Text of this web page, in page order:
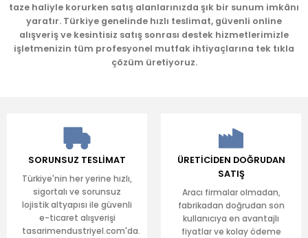
Gönder
taze haliyle korurken satış alanlarınızda şık bir sunum imkânı
yaratır. Türkiye genelinde hızlı teslimat, güvenli online
alışveriş ve kesintisiz satış sonrası destek hizmetlerimizle
işletmenizin tüm profesyonel mutfak ihtiyaçlarına tek tıkla
çözüm üretiyoruz.
SORUNSUZ TESLİMAT
Türkiye'nin her yerine hızlı,
sigortalı ve sorunsuz
lojistik altyapısı ile güvenli
e-ticaret alışverişi
tasarimendustriyel.com'da.
ÜRETİCİDEN DOĞRUDAN
SATIŞ
Aracı firmalar olmadan,
fabrikadan doğrudan son
kullanıcıya en avantajlı
fiyatlar ve kolay ödeme